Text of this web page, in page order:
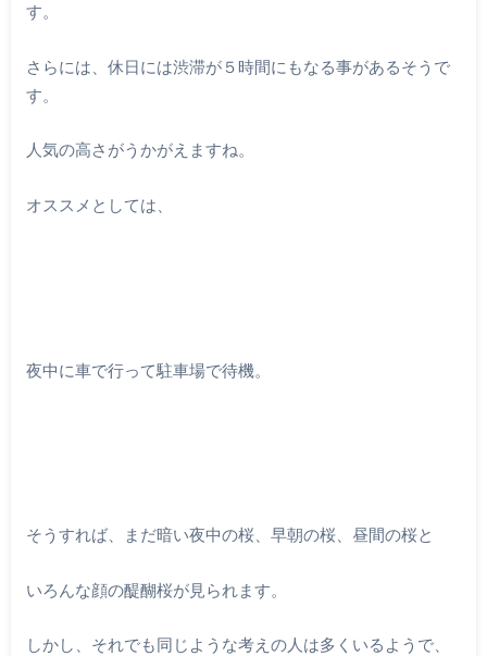
す。
さらには、休日には渋滞が５時間にもなる事があるそうで
す。
人気の高さがうかがえますね。
オススメとしては、
夜中に車で行って駐車場で待機。
そうすれば、まだ暗い夜中の桜、早朝の桜、昼間の桜と
いろんな顔の醍醐桜が見られます。
しかし、それでも同じような考えの人は多くいるようで、